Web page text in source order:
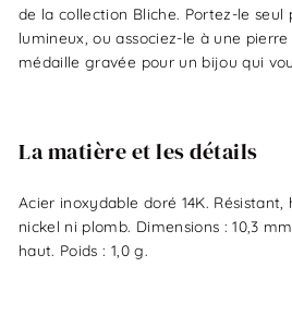
de la collection Bliche. Portez-le
lumineux, ou associez-le à une
médaille gravée pour un bijou qui
La matière et les détails
Acier inoxydable doré 14K.
nickel ni plomb. Dimensions : 10,3
haut. Poids : 1,0 g.